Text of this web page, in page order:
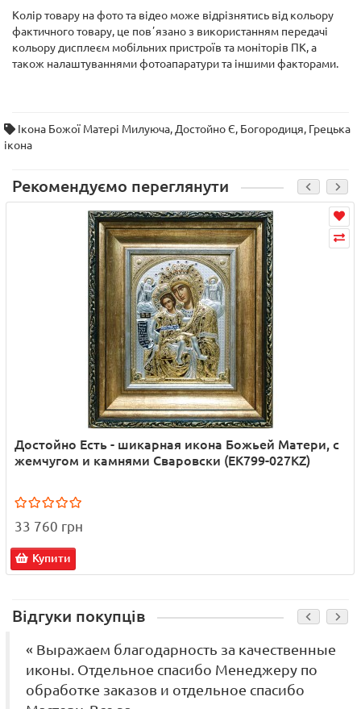
Колір товару на фото та відео може відрізнятись від кольору
фактичного товару, це повʼязано з використанням передачі
кольору дисплеєм мобільних пристроїв та моніторів ПК, а
також налаштуваннями фотоапаратури та іншими факторами.
Ікона Божої Матері Милуюча,Достойно Є, Богородиця, Грецька
ікона
Рекомендуємо переглянути
Достойно Есть - шикарная икона Божьей Матери, с
жемчугом и камнями Сваровски (EK799-027KZ)
33 760 грн
Купити
Відгуки покупців
« Выражаем благодарность за качественные
иконы. Отдельное спасибо Менеджеру по
обработке заказов и отдельное спасибо